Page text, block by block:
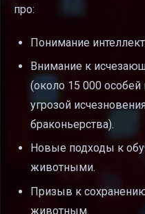
про:
Понимание
Внимание к
(около 15 000
угрозой
браконьерства).
Новые подходы к
животными.
Призыв к
животным.